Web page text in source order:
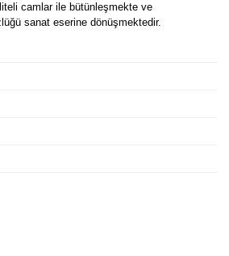
camlar ile bütünleşmekte ve
sanat eserine dönüşmektedir.